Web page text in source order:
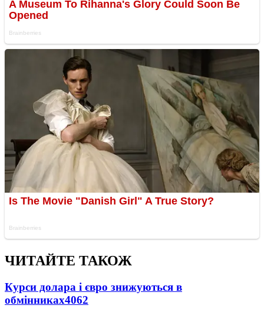
ЧИТАЙТЕ ТАКОЖ
Курси долара і євро знижуються в
обмінниках4062